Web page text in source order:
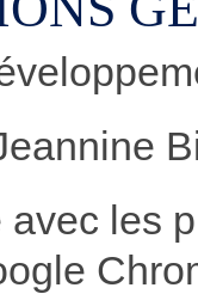
les